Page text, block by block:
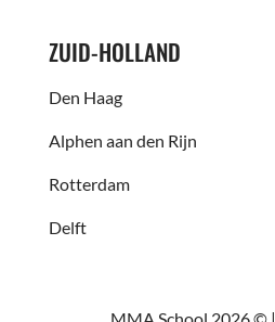
ZUID-HOLLAND
Den Haag
Alphen aan den Rijn
Rotterdam
Delft